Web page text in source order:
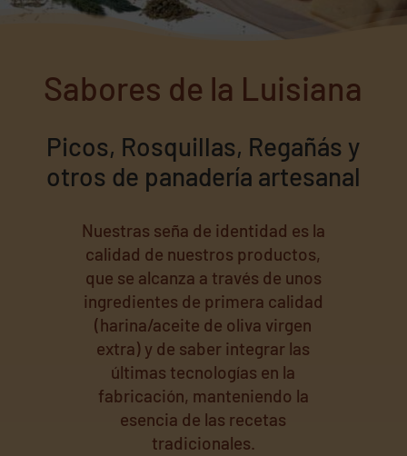
Sabores de la Luisiana
Picos, Rosquillas, Regañás y
otros de panadería artesanal
Nuestras seña de identidad es la
calidad de nuestros productos,
que se alcanza a través de unos
ingredientes de primera calidad
(harina/aceite de oliva virgen
extra) y de saber integrar las
últimas tecnologías en la
fabricación, manteniendo la
esencia de las recetas
tradicionales.